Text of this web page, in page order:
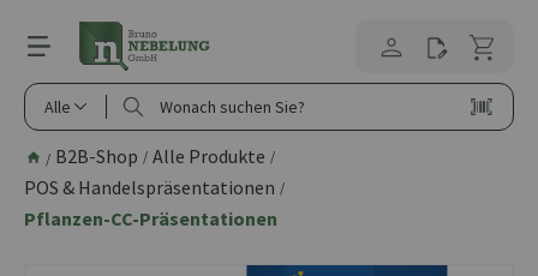
springen
Alle
/ B2B-Shop / Alle Produkte /
POS & Handelspräsentationen /
Pflanzen-CC-Präsentationen